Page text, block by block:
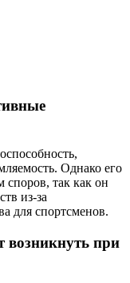
Однако его
споров, так как он
из-за
для спортсменов.
возникнуть при